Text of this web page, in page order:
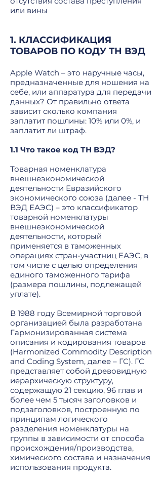
или вины
1. КЛАССИФИКАЦИЯ
ТОВАРОВ ПО КОДУ ТН ВЭД
Apple Watch – это наручные часы,
предназначенные для ношения на
себе, или аппаратура для передачи
данных? От правильно ответа
зависит сколько компания
заплатит пошлины: 10% или 0%, и
заплатит ли штраф.
1.1 Что такое код ТН ВЭД?
Товарная номенклатура
внешнеэкономической
деятельности Евразийского
экономического союза (далее - ТН
ВЭД ЕАЭС) – это классификатор
товарной номенклатуры
внешнеэкономической
деятельности, который
применяется в таможенных
операциях стран-участниц ЕАЭС, в
том числе с целью определения
единого таможенного тарифа
(размера пошлины, подлежащей
уплате).
В 1988 году Всемирной торговой
организацией была разработана
Гармонизированная система
описания и кодирования товаров
(Harmonized Commodity Description
and Coding System, далее – ГС). ГС
представляет собой древовидную
иерархическую структуру,
содержащую 21 секцию, 96 глав и
более чем 5 тысяч заголовков и
подзаголовков, построенную по
принципам логического
разделения номенклатуры на
группы в зависимости от способа
происхождения/производства,
химического состава и назначения
использования продукта.